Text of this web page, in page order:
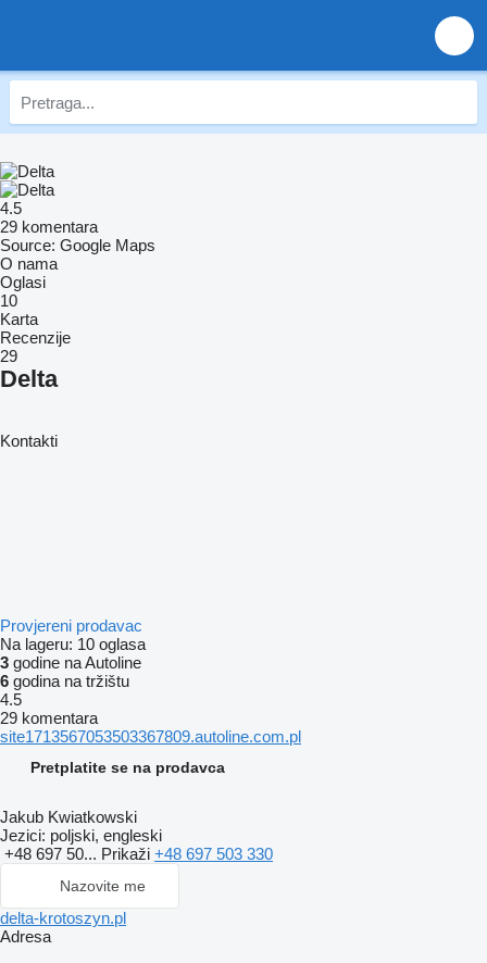
4.5
29 komentara
Source: Google Maps
O nama
Oglasi
10
Karta
Recenzije
29
Delta
Kontakti
Provjereni prodavac
Na lageru: 10 oglasa
3 godine na Autoline
6 godina na tržištu
4.5
29 komentara
site1713567053503367809.autoline.com.pl
Pretplatite se na prodavca
Jakub Kwiatkowski
Jezici: poljski, engleski
+48 697 50... Prikaži +48 697 503 330
Nazovite me
delta-krotoszyn.pl
Adresa